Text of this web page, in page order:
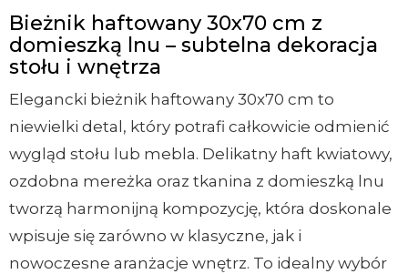
Bieżnik haftowany 30x70 cm z
domieszką lnu – subtelna dekoracja
stołu i wnętrza
Elegancki bieżnik haftowany 30x70 cm to
niewielki detal, który potrafi całkowicie odmienić
wygląd stołu lub mebla. Delikatny haft kwiatowy,
ozdobna mereżka oraz tkanina z domieszką lnu
tworzą harmonijną kompozycję, która doskonale
wpisuje się zarówno w klasyczne, jak i
nowoczesne aranżacje wnętrz. To idealny wybór